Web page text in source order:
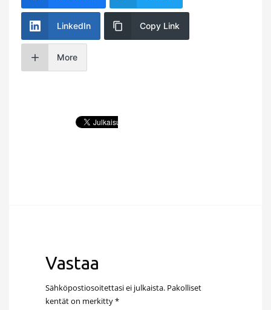
LinkedIn Copy Link
More
Vastaa
Sähköpostiosoitettasi ei julkaista. Pakolliset
kentät on merkitty*